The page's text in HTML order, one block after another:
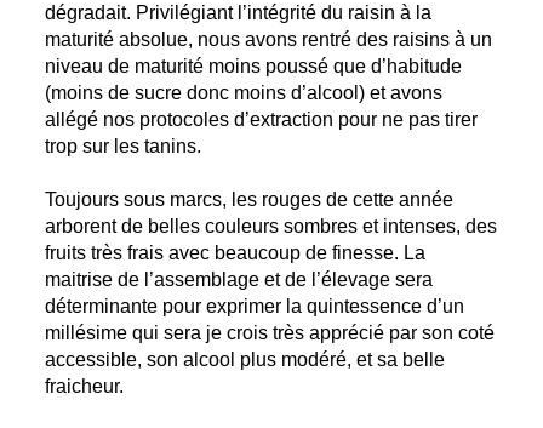
dégradait. Privilégiant l’intégrité du raisin à la
maturité absolue, nous avons rentré des raisins à un
niveau de maturité moins poussé que d’habitude
(moins de sucre donc moins d’alcool) et avons
allégé nos protocoles d’extraction pour ne pas tirer
trop sur les tanins.
Toujours sous marcs, les rouges de cette année
arborent de belles couleurs sombres et intenses, des
fruits très frais avec beaucoup de finesse. La
maitrise de l’assemblage et de l’élevage sera
déterminante pour exprimer la quintessence d’un
millésime qui sera je crois très apprécié par son coté
accessible, son alcool plus modéré, et sa belle
fraicheur.